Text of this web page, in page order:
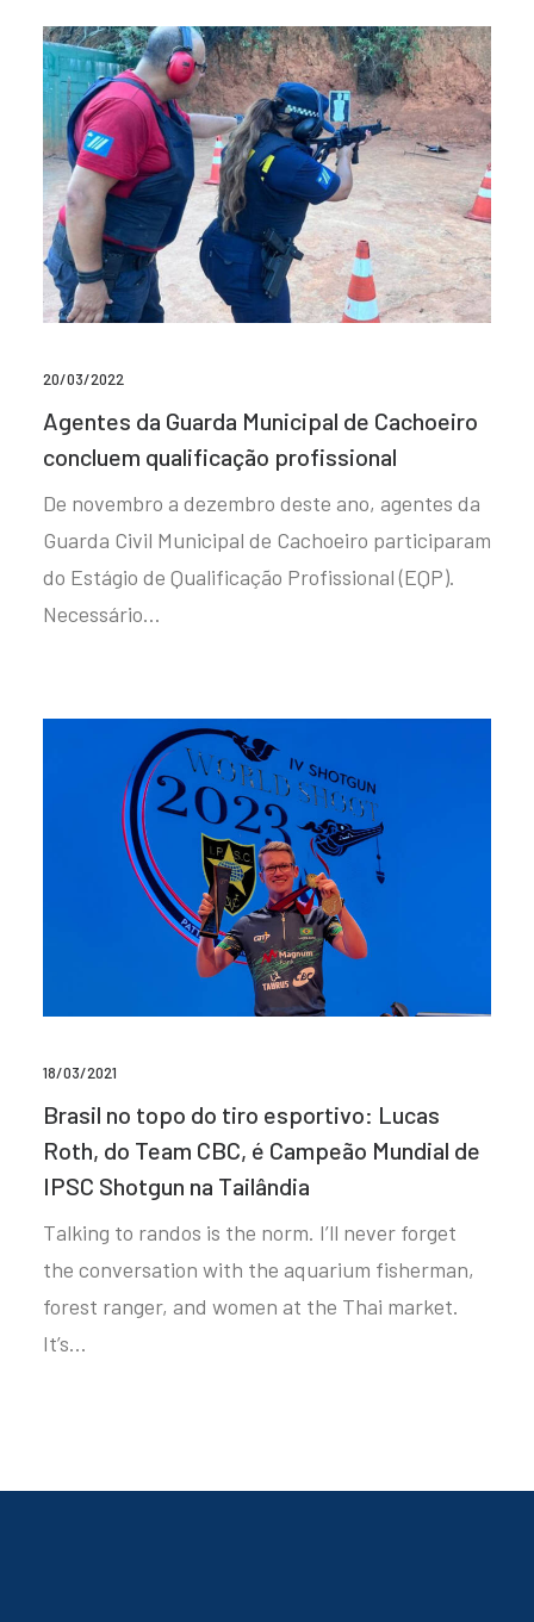
20/03/2022
Agentes da Guarda Municipal de Cachoeiro
concluem qualificação profissional
De novembro a dezembro deste ano, agentes da
Guarda Civil Municipal de Cachoeiro participaram
do Estágio de Qualificação Profissional (EQP).
Necessário…
18/03/2021
Brasil no topo do tiro esportivo: Lucas
Roth, do Team CBC, é Campeão Mundial de
IPSC Shotgun na Tailândia
Talking to randos is the norm. I’ll never forget
the conversation with the aquarium fisherman,
forest ranger, and women at the Thai market.
It’s…